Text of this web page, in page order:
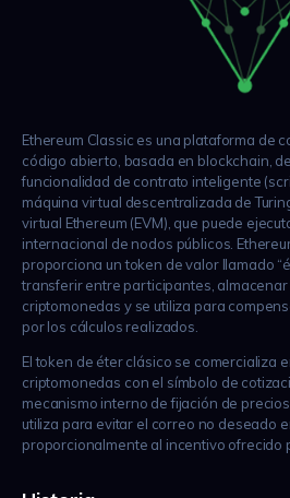
Ethereum Classic es una plataforma de
código abierto, basada en blockchain,
funcionalidad de contrato inteligente
máquina virtual descentralizada de
virtual Ethereum (EVM), que puede
internacional de nodos públicos.
proporciona un token de valor llamado
transferir entre participantes,
criptomonedas y se utiliza para
por los cálculos realizados.
El token de éter clásico se comercializa
criptomonedas con el símbolo de
mecanismo interno de fijación de
utiliza para evitar el correo no deseado
proporcionalmente al incentivo ofrecido